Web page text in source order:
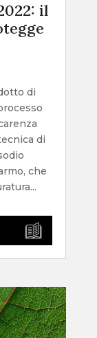
il
di
di
che